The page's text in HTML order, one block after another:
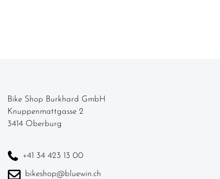
Bike Shop Burkhard GmbH
Knuppenmattgasse 2
3414 Oberburg
+41 34 423 13 00
bikeshop@bluewin.ch